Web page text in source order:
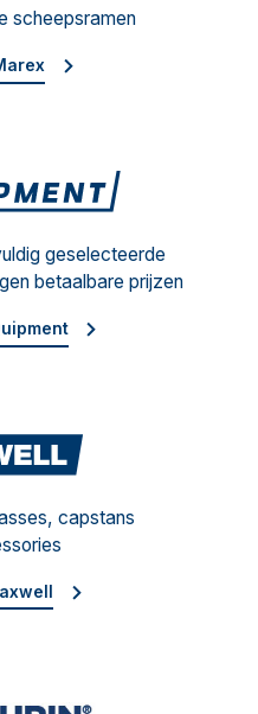
scheepsramen
geselecteerde
betaalbare prijzen
capstans